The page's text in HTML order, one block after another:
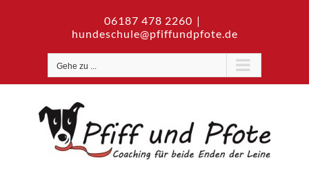
springen
06187 478 2260 |
hundeschule@pfiffundpfote.de
Gehe zu ...